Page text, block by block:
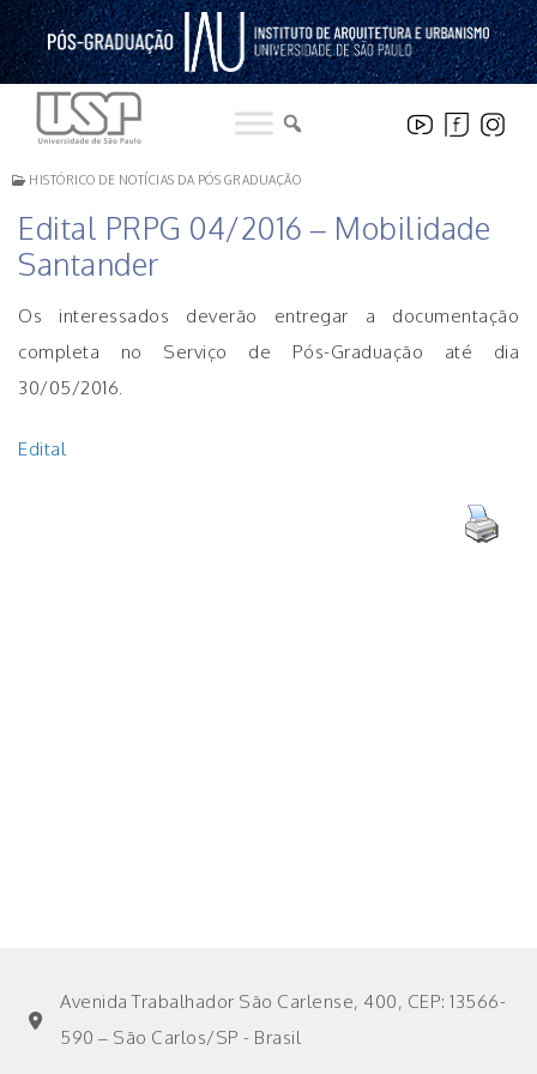
Pular
para
o
conteúdo
HISTÓRICO DE NOTÍCIAS DA PÓS GRADUAÇÃO
Edital PRPG 04/2016 – Mobilidade
Santander
Os interessados deverão entregar a documentação
completa no Serviço de Pós-Graduação até dia
30/05/2016.
Edital
Avenida Trabalhador São Carlense, 400, CEP: 13566-
590 – São Carlos/SP - Brasil